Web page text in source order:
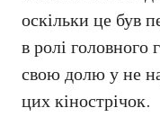
оскільки це був
в ролі головного
свою долю у не
цих кінострічок.